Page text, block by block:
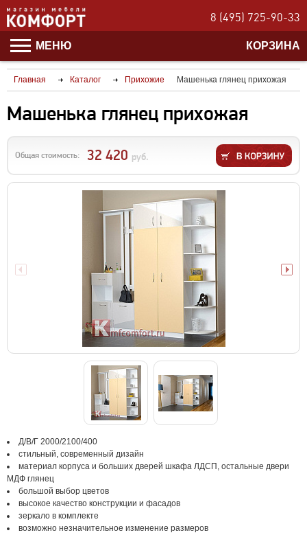
8 (495) 725-90-33
МЕНЮ КОРЗИНА
Главная Каталог Прихожие Машенька глянец прихожая
Машенька глянец прихожая
Общая стоимость: 32 420 руб.
Д/В/Г 2000/2100/400
стильный, современный дизайн
материал корпуса и больших дверей шкафа ЛДСП, остальные двери
МДФ глянец
большой выбор цветов
высокое качество конструкции и фасадов
зеркало в комплекте
возможно незначительное изменение размеров